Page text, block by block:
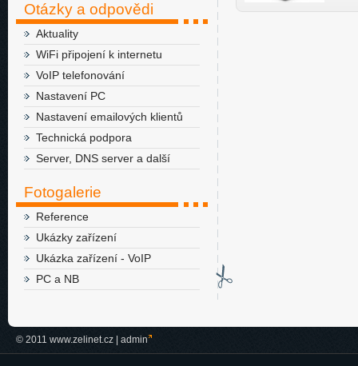
Otázky a odpovědi
Aktuality
WiFi připojení k internetu
VoIP telefonování
Nastavení PC
Nastavení emailových klientů
Technická podpora
Server, DNS server a další
Fotogalerie
Reference
Ukázky zařízení
Ukázka zařízení - VoIP
PC a NB
© 2011 www.zelinet.cz | admin